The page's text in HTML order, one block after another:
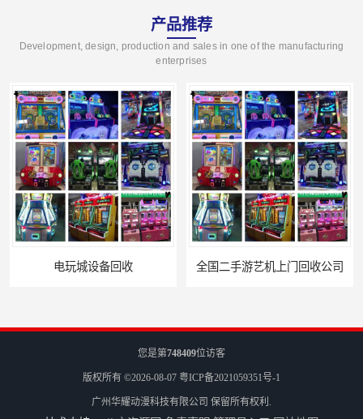
产品推荐
Development, design, production and sales in one of the manufacturing
enterprises
全国二手游艺机上门回收公司
您是第748409位访客
版权所有 ©2026-08-07 粤ICP备2021059351号-1
广州华耀动漫科技有限公司 保留所有权利.